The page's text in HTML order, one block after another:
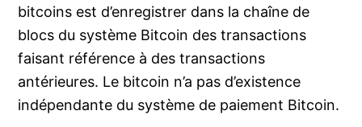
bitcoins est d’enregistrer dans la chaîne de
blocs du système Bitcoin des transactions
faisant référence à des transactions
antérieures. Le bitcoin n’a pas d’existence
indépendante du système de paiement Bitcoin.